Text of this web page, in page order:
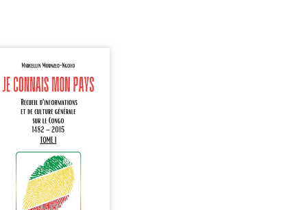
mon pays se
comme une œuvre de
et d’éveil civique,
à raviver la mémoire
En retraçant les
étapes de l’histoire
il entend combattre
le repli identitaire
du
patriotique.
à tous, ce recueil
des repères essentiels
mieux comprendre le ...